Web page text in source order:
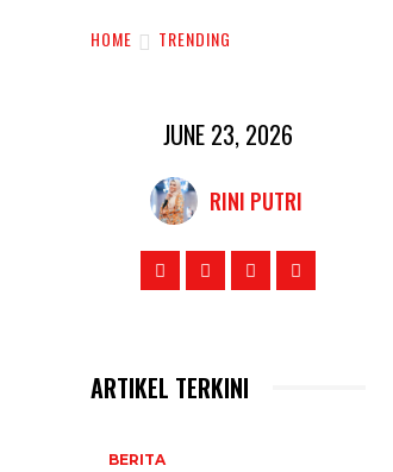
HOME TRENDING
JUNE 23, 2026
RINI PUTRI
ARTIKEL TERKINI
BERITA